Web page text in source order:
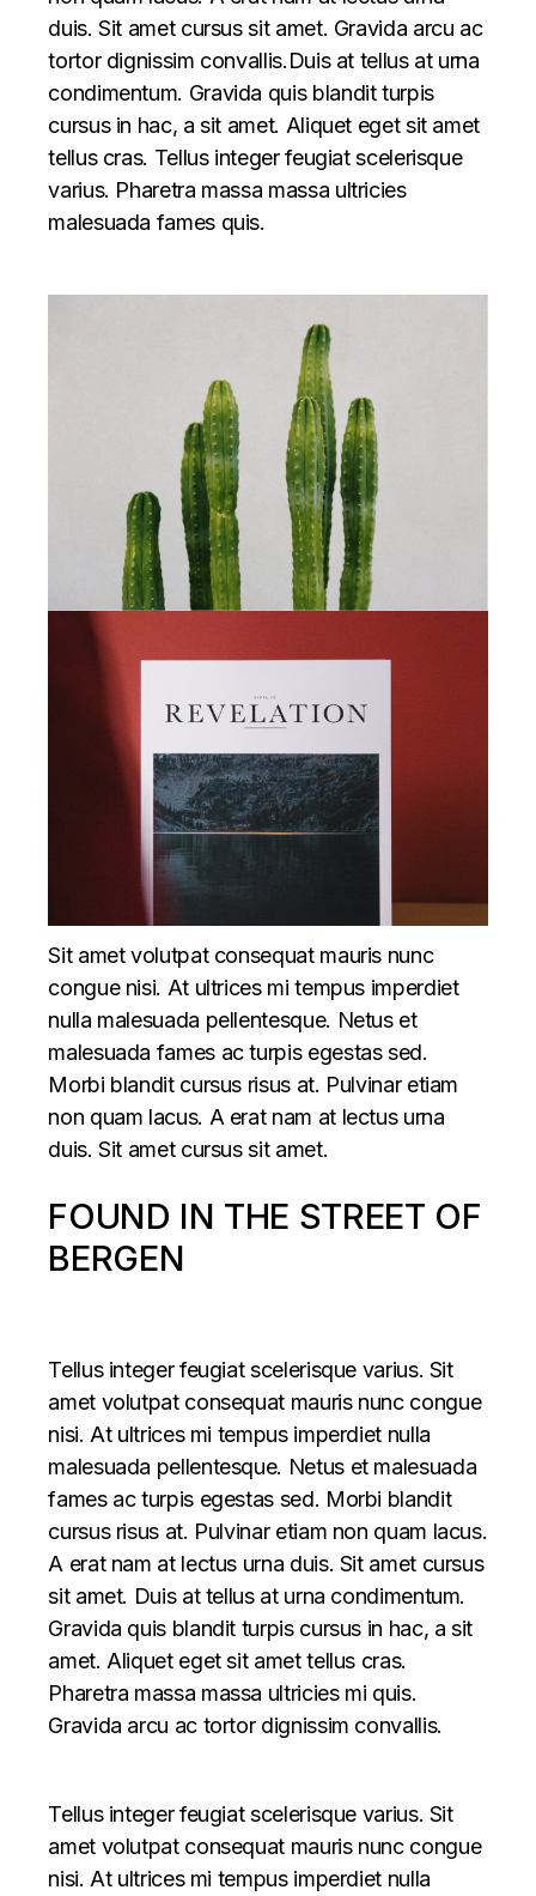
duis. Sit amet cursus sit amet. Gravida arcu ac
tortor dignissim convallis.Duis at tellus at urna
condimentum. Gravida quis blandit turpis
cursus in hac, a sit amet. Aliquet eget sit amet
tellus cras. Tellus integer feugiat scelerisque
varius. Pharetra massa massa ultricies
malesuada fames quis.
Sit amet volutpat consequat mauris nunc
congue nisi. At ultrices mi tempus imperdiet
nulla malesuada pellentesque. Netus et
malesuada fames ac turpis egestas sed.
Morbi blandit cursus risus at. Pulvinar etiam
non quam lacus. A erat nam at lectus urna
duis. Sit amet cursus sit amet.
FOUND IN THE STREET OF
BERGEN
Tellus integer feugiat scelerisque varius. Sit
amet volutpat consequat mauris nunc congue
nisi. At ultrices mi tempus imperdiet nulla
malesuada pellentesque. Netus et malesuada
fames ac turpis egestas sed. Morbi blandit
cursus risus at. Pulvinar etiam non quam lacus.
A erat nam at lectus urna duis. Sit amet cursus
sit amet. Duis at tellus at urna condimentum.
Gravida quis blandit turpis cursus in hac, a sit
amet. Aliquet eget sit amet tellus cras.
Pharetra massa massa ultricies mi quis.
Gravida arcu ac tortor dignissim convallis.
Tellus integer feugiat scelerisque varius. Sit
amet volutpat consequat mauris nunc congue
nisi. At ultrices mi tempus imperdiet nulla